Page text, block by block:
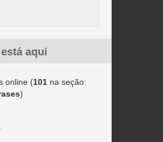
aqui
online (101na seção:
)